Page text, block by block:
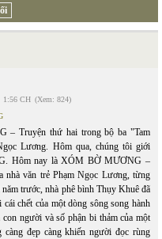
1:56 CH (Xem: 824)
– Truyện thứ hai trong bộ ba "Tam
Lương. Hôm qua, chúng tôi giới
Hôm nay là XÓM BỜ MƯƠNG –
nhà văn trẻ Phạm Ngọc Lương, từng
trước, nhà phê bình Thụy Khuê đã
chết của một dòng sông song hành
người và số phận bi thảm của một
đẹp càng khiến người đọc rùng